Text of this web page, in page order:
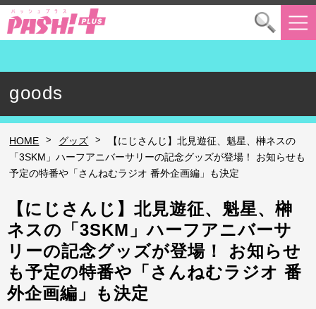
goods
HOME > グッズ >
【にじさんじ】北見遊征、魁星、榊ネスの
「3SKM」ハーフアニバーサリーの記念グッズが登場！ お知らせも
予定の特番や「さんねむラジオ 番外企画編」も決定
【にじさんじ】北見遊征、魁星、榊
ネスの「3SKM」ハーフアニバーサ
リーの記念グッズが登場！ お知らせ
も予定の特番や「さんねむラジオ 番
外企画編」も決定